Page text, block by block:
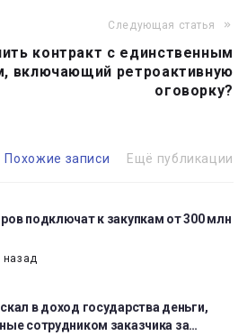
Следующая статья
контракт с единственным
включающий ретроактивную
оговорку?
Похожие записи Ещё публикации
подключат к закупкам от 300 млн
назад
в доход государства деньги,
сотрудником заказчика за…